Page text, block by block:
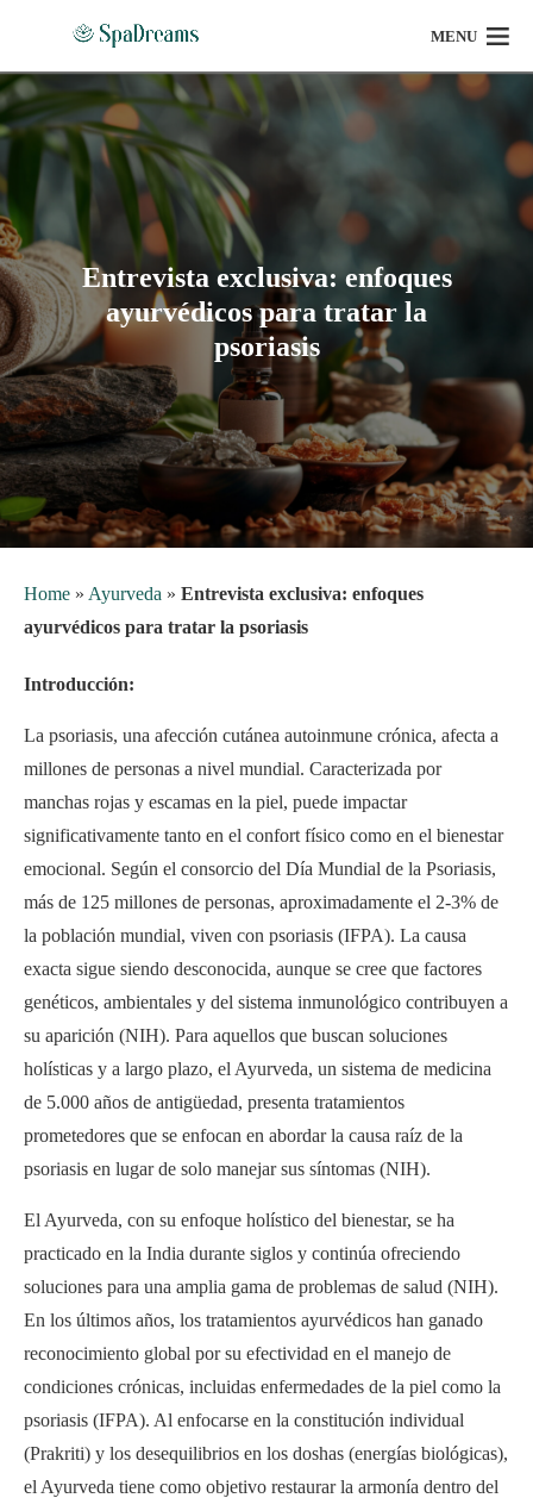
MENU
Entrevista exclusiva: enfoques
ayurvédicos para tratar la
psoriasis
Home » Ayurveda » Entrevista exclusiva: enfoques
ayurvédicos para tratar la psoriasis
Introducción:
La psoriasis, una afección cutánea autoinmune crónica, afecta a
millones de personas a nivel mundial. Caracterizada por
manchas rojas y escamas en la piel, puede impactar
significativamente tanto en el confort físico como en el bienestar
emocional. Según el consorcio del Día Mundial de la Psoriasis,
más de 125 millones de personas, aproximadamente el 2-3% de
la población mundial, viven con psoriasis (IFPA). La causa
exacta sigue siendo desconocida, aunque se cree que factores
genéticos, ambientales y del sistema inmunológico contribuyen a
su aparición (NIH). Para aquellos que buscan soluciones
holísticas y a largo plazo, el Ayurveda, un sistema de medicina
de 5.000 años de antigüedad, presenta tratamientos
prometedores que se enfocan en abordar la causa raíz de la
psoriasis en lugar de solo manejar sus síntomas (NIH).
El Ayurveda, con su enfoque holístico del bienestar, se ha
practicado en la India durante siglos y continúa ofreciendo
soluciones para una amplia gama de problemas de salud (NIH).
En los últimos años, los tratamientos ayurvédicos han ganado
reconocimiento global por su efectividad en el manejo de
condiciones crónicas, incluidas enfermedades de la piel como la
psoriasis (IFPA). Al enfocarse en la constitución individual
(Prakriti) y los desequilibrios en los doshas (energías biológicas),
el Ayurveda tiene como objetivo restaurar la armonía dentro del